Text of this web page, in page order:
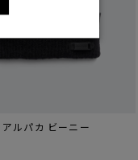
アルパカ ビーニー